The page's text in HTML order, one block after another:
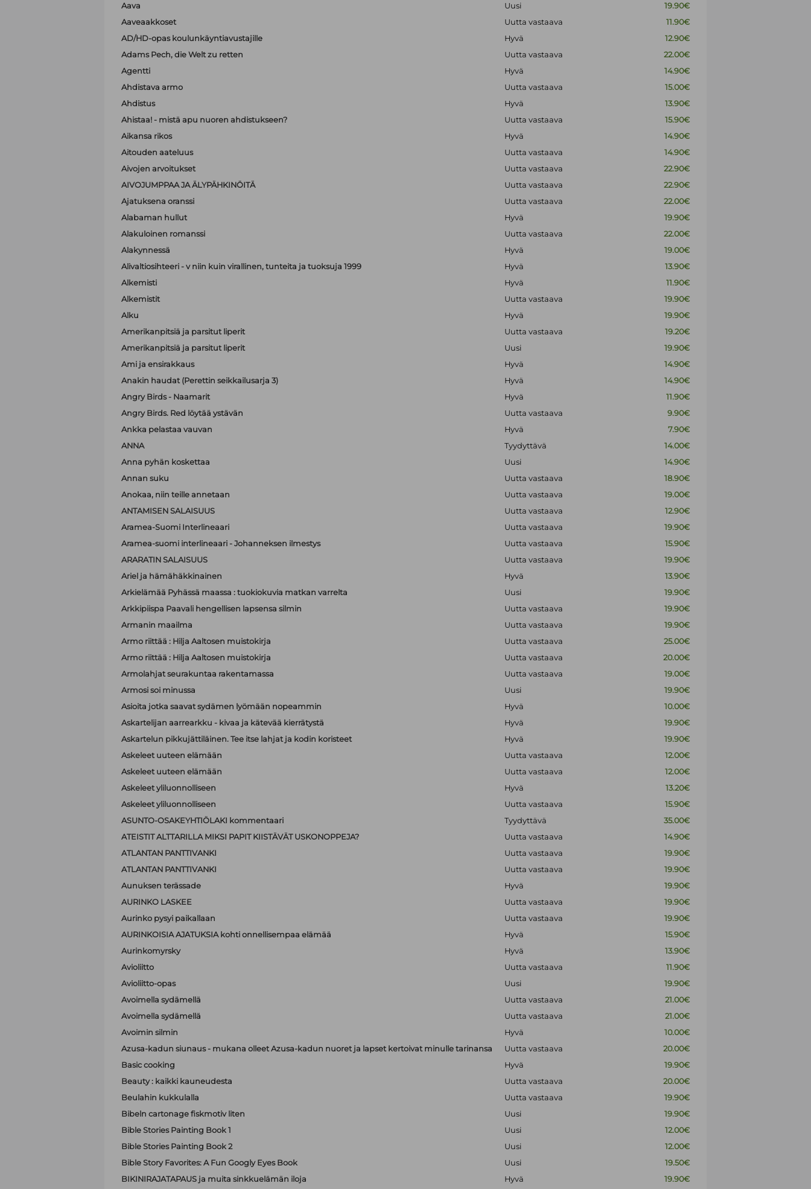
Aava
Uusi
19.90€
Aaveaakkoset
Uutta vastaava
11.90€
AD/HD-opas koulunkäyntiavustajille
Hyvä
12.90€
Adams Pech, die Welt zu retten
Uutta vastaava
22.00€
Agentti
Hyvä
14.90€
Ahdistava armo
Uutta vastaava
15.00€
Ahdistus
Hyvä
13.90€
Ahistaa! - mistä apu nuoren ahdistukseen?
Uutta vastaava
15.90€
Aikansa rikos
Hyvä
14.90€
Aitouden aateluus
Uutta vastaava
14.90€
Aivojen arvoitukset
Uutta vastaava
22.90€
AIVOJUMPPAA JA ÄLYPÄHKINÖITÄ
Uutta vastaava
22.90€
Ajatuksena oranssi
Uutta vastaava
22.00€
Alabaman hullut
Hyvä
19.90€
Alakuloinen romanssi
Uutta vastaava
22.00€
Alakynnessä
Hyvä
19.00€
Alivaltiosihteeri - v niin kuin virallinen, tunteita ja tuoksuja 1999
Hyvä
13.90€
Alkemisti
Hyvä
11.90€
Alkemistit
Uutta vastaava
19.90€
Alku
Hyvä
19.90€
Amerikanpitsiä ja parsitut liperit
Uutta vastaava
19.20€
Amerikanpitsiä ja parsitut liperit
Uusi
19.90€
Ami ja ensirakkaus
Hyvä
14.90€
Anakin haudat (Perettin seikkailusarja 3)
Hyvä
14.90€
Angry Birds - Naamarit
Hyvä
11.90€
Angry Birds. Red löytää ystävän
Uutta vastaava
9.90€
Ankka pelastaa vauvan
Hyvä
7.90€
ANNA
Tyydyttävä
14.00€
Anna pyhän koskettaa
Uusi
14.90€
Annan suku
Uutta vastaava
18.90€
Anokaa, niin teille annetaan
Uutta vastaava
19.00€
ANTAMISEN SALAISUUS
Uutta vastaava
12.90€
Aramea-Suomi Interlineaari
Uutta vastaava
19.90€
Aramea-suomi interlineaari - Johanneksen ilmestys
Uutta vastaava
15.90€
ARARATIN SALAISUUS
Uutta vastaava
19.90€
Ariel ja hämähäkkinainen
Hyvä
13.90€
Arkielämää Pyhässä maassa : tuokiokuvia matkan varrelta
Uusi
19.90€
Arkkipiispa Paavali hengellisen lapsensa silmin
Uutta vastaava
19.90€
Armanin maailma
Uutta vastaava
19.90€
Armo riittää : Hilja Aaltosen muistokirja
Uutta vastaava
25.00€
Armo riittää : Hilja Aaltosen muistokirja
Uutta vastaava
20.00€
Armolahjat seurakuntaa rakentamassa
Uutta vastaava
19.00€
Armosi soi minussa
Uusi
19.90€
Asioita jotka saavat sydämen lyömään nopeammin
Hyvä
10.00€
Askartelijan aarrearkku - kivaa ja kätevää kierrätystä
Hyvä
19.90€
Askartelun pikkujättiläinen. Tee itse lahjat ja kodin koristeet
Hyvä
19.90€
Askeleet uuteen elämään
Uutta vastaava
12.00€
Askeleet uuteen elämään
Uutta vastaava
12.00€
Askeleet yliluonnolliseen
Hyvä
13.20€
Askeleet yliluonnolliseen
Uutta vastaava
15.90€
ASUNTO-OSAKEYHTIÖLAKI kommentaari
Tyydyttävä
35.00€
ATEISTIT ALTTARILLA MIKSI PAPIT KIISTÄVÄT USKONOPPEJA?
Uutta vastaava
14.90€
ATLANTAN PANTTIVANKI
Uutta vastaava
19.90€
ATLANTAN PANTTIVANKI
Uutta vastaava
19.90€
Aunuksen terässade
Hyvä
19.90€
AURINKO LASKEE
Uutta vastaava
19.90€
Aurinko pysyi paikallaan
Uutta vastaava
19.90€
AURINKOISIA AJATUKSIA kohti onnellisempaa elämää
Hyvä
15.90€
Aurinkomyrsky
Hyvä
13.90€
Avioliitto
Uutta vastaava
11.90€
Avioliitto-opas
Uusi
19.90€
Avoimella sydämellä
Uutta vastaava
21.00€
Avoimella sydämellä
Uutta vastaava
21.00€
Avoimin silmin
Hyvä
10.00€
Azusa-kadun siunaus - mukana olleet Azusa-kadun nuoret ja lapset kertoivat minulle tarinansa
Uutta vastaava
20.00€
Basic cooking
Hyvä
19.90€
Beauty : kaikki kauneudesta
Uutta vastaava
20.00€
Beulahin kukkulalla
Uutta vastaava
19.90€
Bibeln cartonage fiskmotiv liten
Uusi
19.90€
Bible Stories Painting Book 1
Uusi
12.00€
Bible Stories Painting Book 2
Uusi
12.00€
Bible Story Favorites: A Fun Googly Eyes Book
Uusi
19.50€
BIKINIRAJATAPAUS ja muita sinkkuelämän iloja
Hyvä 19.90€